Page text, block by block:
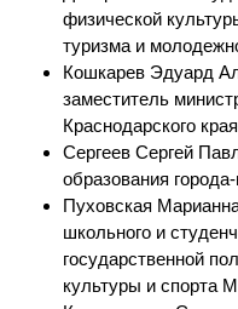
физической
туризма и
Кошкарев Эдуард
заместитель
Краснодарского
Сергеев Сергей
образования
Пуховская
школьного и
государственной
культуры и спорта